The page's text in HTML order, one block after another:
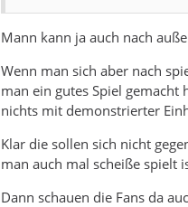
Mann kann ja auch nach
Wenn man sich aber nach
man ein gutes Spiel gemacht
nichts mit demonstrierter
Klar die sollen sich nicht
man auch mal scheiße spielt
Dann schauen die Fans da